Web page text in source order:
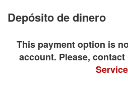
Depósito de dinero
This payment option is
account. Please, contact
Service